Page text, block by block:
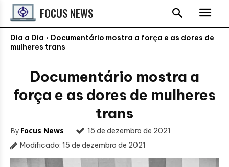
FOCUS NEWS
Dia a Dia
Documentário mostra a força e as dores de
mulheres trans
Documentário mostra a
força e as dores de mulheres
trans
By Focus News
15 de dezembro de 2021
Modificado: 15 de dezembro de 2021